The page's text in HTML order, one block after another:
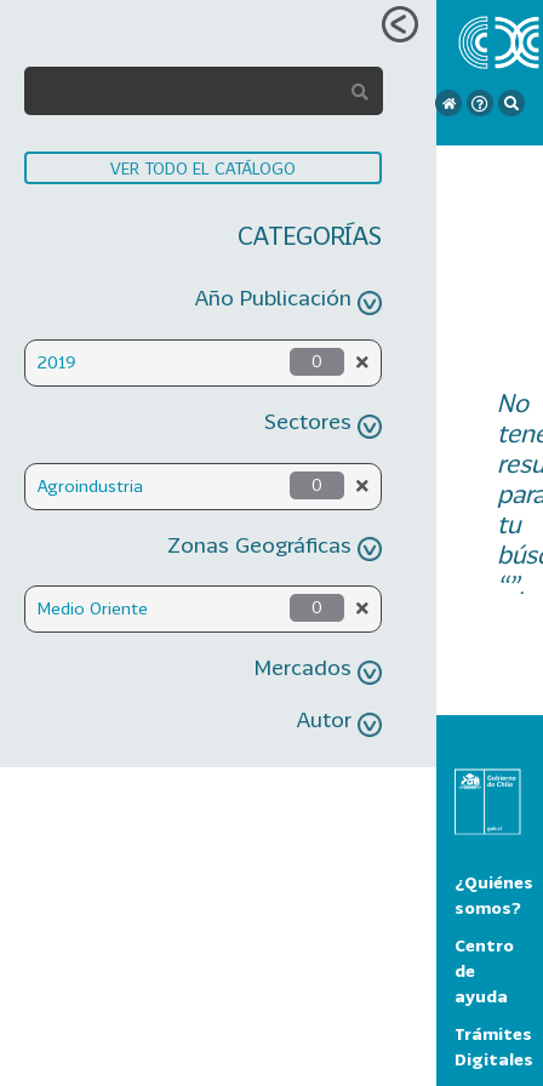
VER TODO EL CATÁLOGO
CATEGORÍAS
Año Publicación
2019 0
Sectores
Agroindustria 0
Zonas Geográficas
Medio Oriente 0
Mercados
Autor
No
tu
“”.
¿Quiénes
somos?
Centro
de
ayuda
Trámites
Digitales